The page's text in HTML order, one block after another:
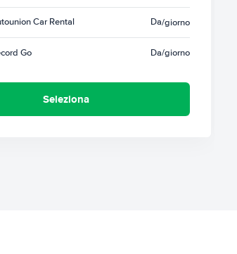
Car Rental Da/giorno
Go Da/giorno
Seleziona